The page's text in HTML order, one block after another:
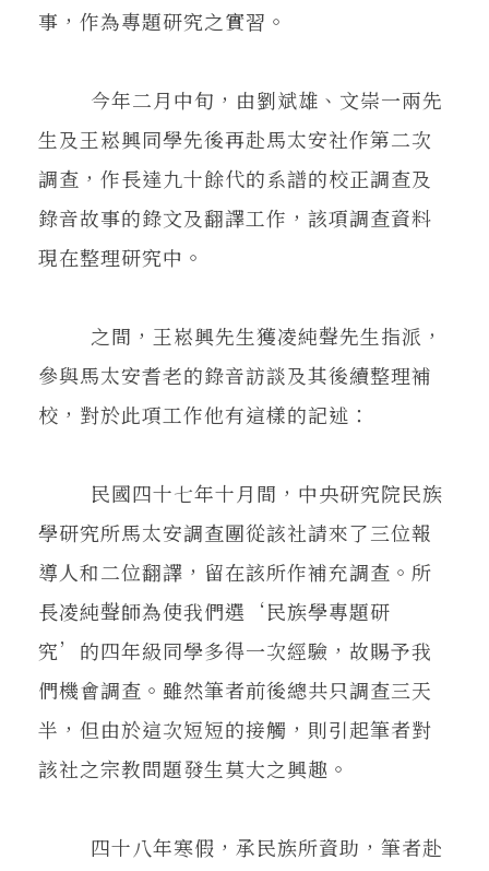
事，作為專題研究之實習。
今年二月中旬，由劉斌雄、文崇一兩先
生及王崧興同學先後再赴馬太安社作第二次
調查，作長達九十餘代的系譜的校正調查及
錄音故事的錄文及翻譯工作，該項調查資料
現在整理研究中。
之間，王崧興先生獲凌純聲先生指派，
參與馬太安耆老的錄音訪談及其後續整理補
校，對於此項工作他有這樣的記述：
民國四十七年十月間，中央研究院民族
學研究所馬太安調查團從該社請來了三位報
導人和二位翻譯，留在該所作補充調查。所
長凌純聲師為使我們選‘民族學專題研
究’的四年級同學多得一次經驗，故賜予我
們機會調查。雖然筆者前後總共只調查三天
半，但由於這次短短的接觸，則引起筆者對
該社之宗教問題發生莫大之興趣。
四十八年寒假，承民族所資助，筆者赴